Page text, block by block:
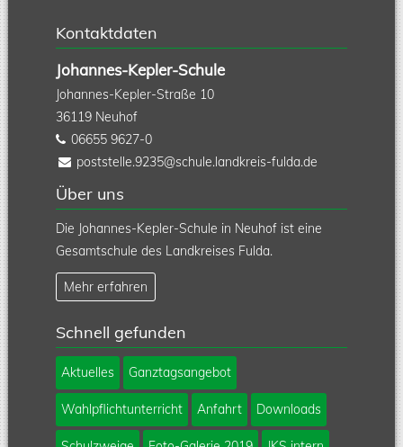
Kontaktdaten
Johannes-Kepler-Schule
Johannes-Kepler-Straße 10
36119 Neuhof
06655 9627-0
poststelle.9235@schule.landkreis-fulda.de
Über uns
Die Johannes-Kepler-Schule in Neuhof ist eine
Gesamtschule des Landkreises Fulda.
Mehr erfahren
Schnell gefunden
Navigation
überspringen
Aktuelles Ganztagsangebot
Wahlpflichtunterricht Anfahrt Downloads